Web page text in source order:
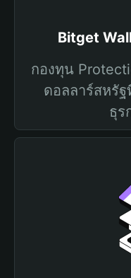
Bitget
กองทุน
ดอลลาร์สหรั
ธุร